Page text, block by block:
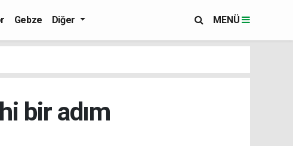
Gebze Diğer MENÜ
bir adım